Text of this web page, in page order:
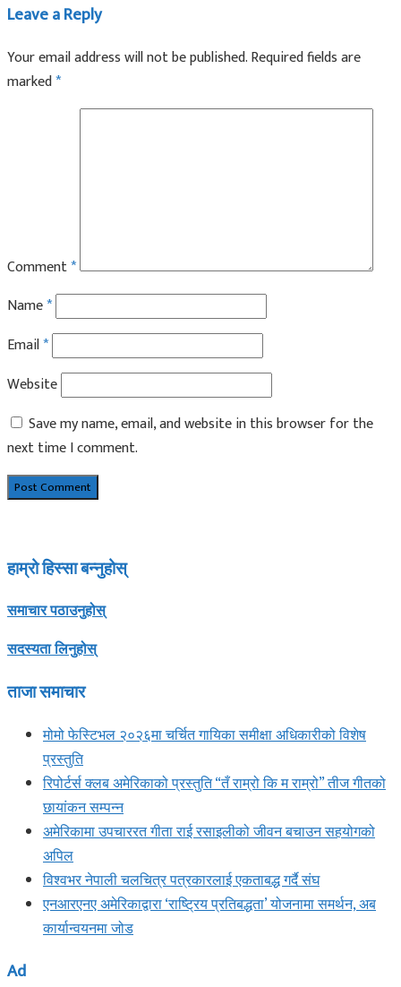
Leave a Reply
Your email address will not be published.Required fields are
marked*
Comment*
Name*
Email*
Website
Save my name, email, and website in this browser for the
next time I comment.
हाम्रो हिस्सा बन्नुहोस्
समाचार पठाउनुहोस्
सदस्यता लिनुहोस्
ताजा समाचार
मोमो फेस्टिभल २०२६मा चर्चित गायिका समीक्षा अधिकारीको विशेष
प्रस्तुति
रिपोर्टर्स क्लब अमेरिकाको प्रस्तुति “तँ राम्रो कि म राम्रो” तीज गीतको
छायांकन सम्पन्न
अमेरिकामा उपचाररत गीता राई रसाइलीको जीवन बचाउन सहयोगको
अपिल
विश्वभर नेपाली चलचित्र पत्रकारलाई एकताबद्ध गर्दै संघ
एनआरएनए अमेरिकाद्वारा ‘राष्ट्रिय प्रतिबद्धता’ योजनामा समर्थन, अब
कार्यान्वयनमा जोड
Ad